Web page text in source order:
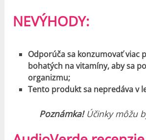
NEVÝHODY:
Odporúča sa konzumovať viac
bohatých na vitamíny, aby sa
organizmu;
Tento produkt sa nepredáva v
Poznámka! Účinky môžu